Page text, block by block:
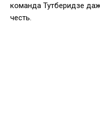
команда Тутберидзе
честь.